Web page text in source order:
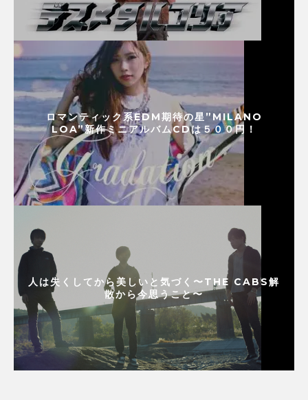
ロマンティック系EDM期待の星”MILANO
LOA”新作ミニアルバムCDは５００円！
人は失くしてから美しいと気づく〜THE CABS解
散から今思うこと〜